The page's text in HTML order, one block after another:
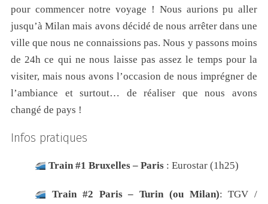
pour commencer notre voyage ! Nous aurions pu aller
jusqu’à Milan mais avons décidé de nous arrêter dans une
ville que nous ne connaissions pas. Nous y passons moins
de 24h ce qui ne nous laisse pas assez le temps pour la
visiter, mais nous avons l’occasion de nous imprégner de
l’ambiance et surtout… de réaliser que nous avons
changé de pays !
Infos pratiques
Train #1 Bruxelles – Paris : Eurostar (1h25)
Train #2 Paris – Turin (ou Milan): TGV /